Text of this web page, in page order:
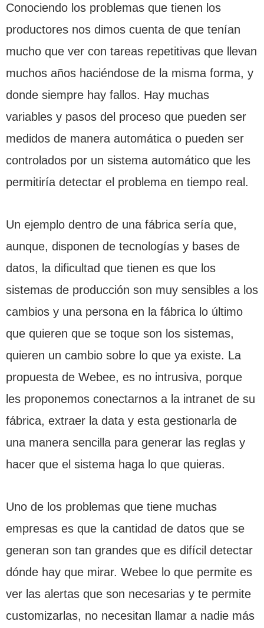
Conociendo los problemas que tienen los
productores nos dimos cuenta de que tenían
mucho que ver con tareas repetitivas que llevan
muchos años haciéndose de la misma forma, y
donde siempre hay fallos. Hay muchas
variables y pasos del proceso que pueden ser
medidos de manera automática o pueden ser
controlados por un sistema automático que les
permitiría detectar el problema en tiempo real.
Un ejemplo dentro de una fábrica sería que,
aunque, disponen de tecnologías y bases de
datos, la dificultad que tienen es que los
sistemas de producción son muy sensibles a los
cambios y una persona en la fábrica lo último
que quieren que se toque son los sistemas,
quieren un cambio sobre lo que ya existe. La
propuesta de Webee, es no intrusiva, porque
les proponemos conectarnos a la intranet de su
fábrica, extraer la data y esta gestionarla de
una manera sencilla para generar las reglas y
hacer que el sistema haga lo que quieras.
Uno de los problemas que tiene muchas
empresas es que la cantidad de datos que se
generan son tan grandes que es difícil detectar
dónde hay que mirar. Webee lo que permite es
ver las alertas que son necesarias y te permite
customizarlas, no necesitan llamar a nadie más